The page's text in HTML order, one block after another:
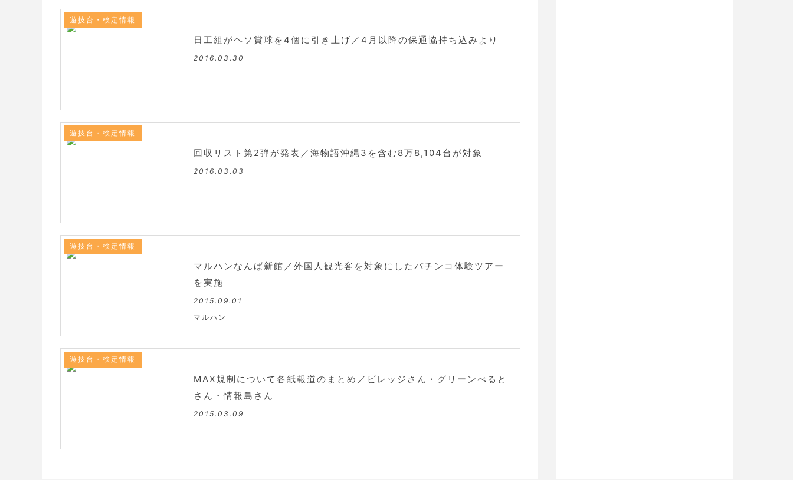
遊技台・検定情報
日工組がヘソ賞球を4個に引き上げ／4月以降の保通協持ち込みより
2016.03.30
遊技台・検定情報
回収リスト第2弾が発表／海物語沖縄3を含む8万8,104台が対象
2016.03.03
遊技台・検定情報
マルハンなんば新館／外国人観光客を対象にしたパチンコ体験ツアー
を実施
2015.09.01
マルハン
遊技台・検定情報
MAX規制について各紙報道のまとめ／ビレッジさん・グリーンべると
さん・情報島さん
2015.03.09